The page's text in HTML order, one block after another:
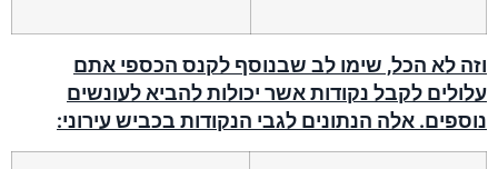
וזה לא הכל, שימו לב שבנוסף לקנס הכספי אתם
עלולים לקבל נקודות אשר יכולות להביא לעונשים
נוספים. אלה הנתונים לגבי הנקודות בכביש עירוני: